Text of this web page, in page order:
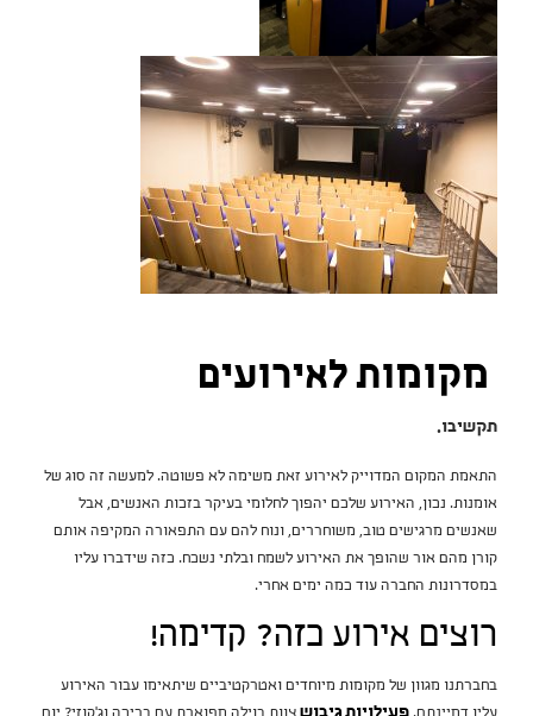
מקומות לאירועים
תקשיבו.
התאמת המקום המדוייק לאירוע זאת משימה לא פשוטה. למעשה זה סוג של
אומנות. נכון, האירוע שלכם יהפוך לחלומי בעיקר בזכות האנשים, אבל
שאנשים מרגישים טוב, משוחררים, ונוח להם עם התפאורה המקיפה אותם
קורן מהם אור שהופך את האירוע לשמח ובלתי נשכח. כזה שידברו עליו
במסדרונות החברה עוד כמה ימים אחרי.
רוצים אירוע כזה? קדימה!
בחברתנו מגוון של מקומות מיוחדים ואטרקטיביים שיתאימו עבור האירוע